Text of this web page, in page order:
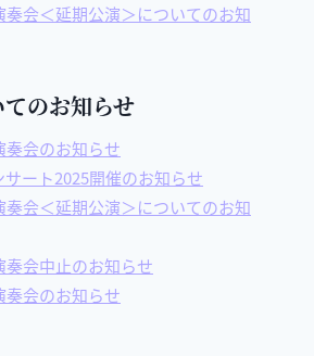
奏会＜延期公演＞についてのお知
のお知らせ
奏会のお知らせ
ート2025開催のお知らせ
奏会＜延期公演＞についてのお知
奏会中止のお知らせ
奏会のお知らせ